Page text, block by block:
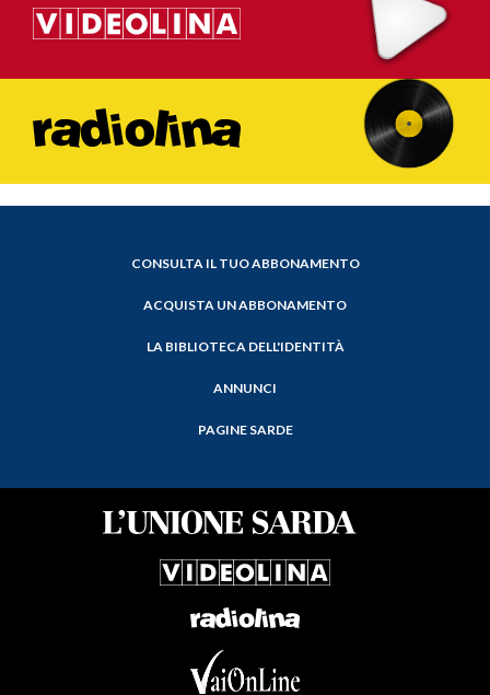
CONSULTA IL TUO ABBONAMENTO
ACQUISTA UN ABBONAMENTO
LA BIBLIOTECA DELL'IDENTITÀ
ANNUNCI
PAGINE SARDE